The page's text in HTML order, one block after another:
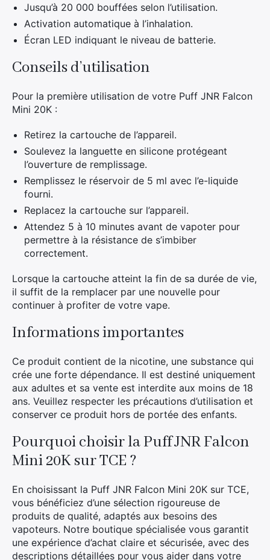
Jusqu’à 20 000 bouffées selon l’utilisation.
Activation automatique à l’inhalation.
Écran LED indiquant le niveau de batterie.
Conseils d’utilisation
Pour la première utilisation de votre Puff JNR Falcon
Mini 20K :
Retirez la cartouche de l’appareil.
Soulevez la languette en silicone protégeant
l’ouverture de remplissage.
Remplissez le réservoir de 5 ml avec l’e-liquide
fourni.
Replacez la cartouche sur l’appareil.
Attendez 5 à 10 minutes avant de vapoter pour
permettre à la résistance de s’imbiber
correctement.
Lorsque la cartouche atteint la fin de sa durée de vie,
il suffit de la remplacer par une nouvelle pour
continuer à profiter de votre vape.
Informations importantes
Ce produit contient de la nicotine, une substance qui
crée une forte dépendance. Il est destiné uniquement
aux adultes et sa vente est interdite aux moins de 18
ans. Veuillez respecter les précautions d’utilisation et
conserver ce produit hors de portée des enfants.
Pourquoi choisir la Puff JNR Falcon
Mini 20K sur TCE ?
En choisissant la Puff JNR Falcon Mini 20K sur TCE,
vous bénéficiez d’une sélection rigoureuse de
produits de qualité, adaptés aux besoins des
vapoteurs. Notre boutique spécialisée vous garantit
une expérience d’achat claire et sécurisée, avec des
descriptions détaillées pour vous aider dans votre